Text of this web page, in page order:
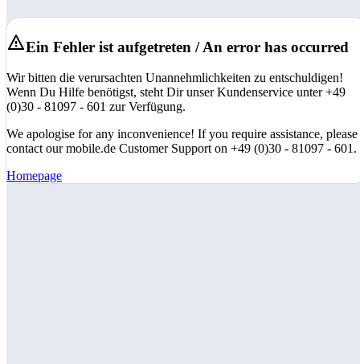
Ein Fehler ist aufgetreten / An error has occurred
Wir bitten die verursachten Unannehmlichkeiten zu entschuldigen!
Wenn Du Hilfe benötigst, steht Dir unser Kundenservice unter +49
(0)30 - 81097 - 601 zur Verfügung.
We apologise for any inconvenience! If you require assistance, please
contact our mobile.de Customer Support on +49 (0)30 - 81097 - 601.
Homepage